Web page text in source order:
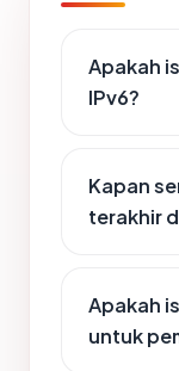
Apakah
IPv6?
Kapan
terakhir
Apakah
untuk